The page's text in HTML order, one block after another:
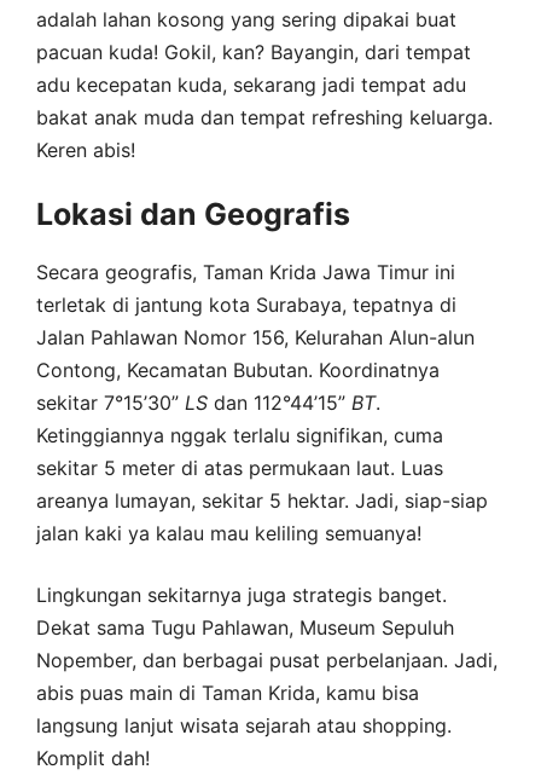
adalah lahan kosong yang sering dipakai buat
pacuan kuda! Gokil, kan? Bayangin, dari tempat
adu kecepatan kuda, sekarang jadi tempat adu
bakat anak muda dan tempat refreshing keluarga.
Keren abis!
Lokasi dan Geografis
Secara geografis, Taman Krida Jawa Timur ini
terletak di jantung kota Surabaya, tepatnya di
Jalan Pahlawan Nomor 156, Kelurahan Alun-alun
Contong, Kecamatan Bubutan. Koordinatnya
sekitar 7°15’30” LS dan 112°44’15” BT.
Ketinggiannya nggak terlalu signifikan, cuma
sekitar 5 meter di atas permukaan laut. Luas
areanya lumayan, sekitar 5 hektar. Jadi, siap-siap
jalan kaki ya kalau mau keliling semuanya!
Lingkungan sekitarnya juga strategis banget.
Dekat sama Tugu Pahlawan, Museum Sepuluh
Nopember, dan berbagai pusat perbelanjaan. Jadi,
abis puas main di Taman Krida, kamu bisa
langsung lanjut wisata sejarah atau shopping.
Komplit dah!